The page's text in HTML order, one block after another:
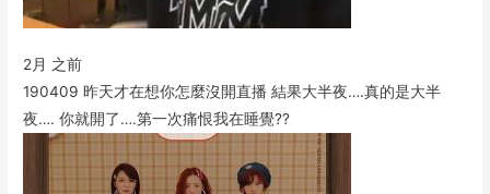
2月 之前
190409 昨天才在想你怎麼沒開直播 結果大半夜….真的是大半
夜…. 你就開了….第一次痛恨我在睡覺??